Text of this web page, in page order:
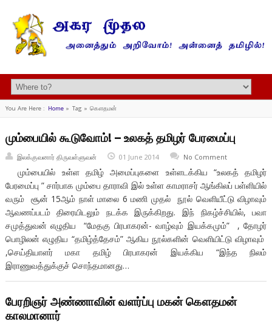
You Are Here : Home» Tag » கௌதமன்
மும்பையில் கூடுவோம்! – உலகத் தமிழர் பேரமைப்பு
இலக்குவனார் திருவள்ளுவன் 01 June 2014 No Comment
மும்பையில் உள்ள தமிழ் அமைப்புகளை உள்ளடக்கிய “உலகத் தமிழர்
பேரமைப்பு ” சார்பாக மும்பை தாராவி இல் உள்ள காமராசர் ஆங்கிலப் பள்ளியில்
வரும் சூன் 15ஆம் நாள் மாலை 6 மணி முதல் நூல் வெளியீட்டு விழாவும்
ஆவணப்படம் திரையிடலும் நடக்க இருக்கிறது. இந் நிகழ்ச்சியில், பவா
சமுத்துவன் எழுதிய “மேதகு பிரபாகரன்- வாழ்வும் இயக்கமும்” , தோழர்
பொழிலன் எழுதிய “தமிழ்த்தேசம்” ஆகிய நூல்களின் வெளியிட்டு விழாவும்
,செய்தியாளர் மகா தமிழ் பிரபாகரன் இயக்கிய “இந்த நிலம்
இராணுவத்துக்குச் சொந்தமானது…
பேரறிஞர் அண்ணாவின் வளர்ப்பு மகன் கௌதமன்
காலமானார்